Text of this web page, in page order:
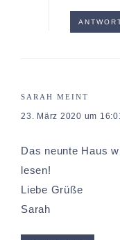
SARAH MEINT
23. März 2020 um
Das neunte Haus
lesen!
Liebe Grüße
Sarah